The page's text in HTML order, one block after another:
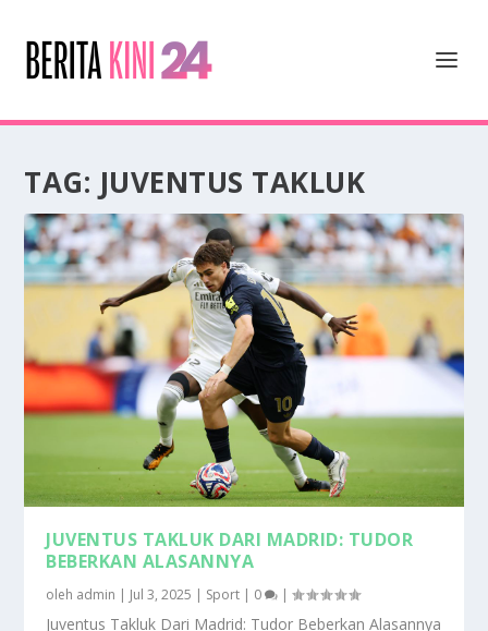
TAG: JUVENTUS TAKLUK
JUVENTUS TAKLUK DARI MADRID: TUDOR
BEBERKAN ALASANNYA
oleh admin | Jul 3, 2025 | Sport | 0 |
Juventus Takluk Dari Madrid: Tudor Beberkan Alasannya